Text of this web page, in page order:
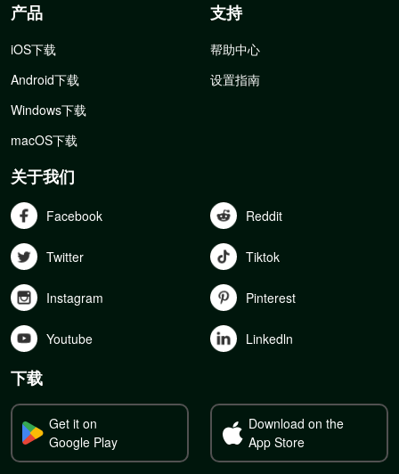
产品
iOS下载
Android下载
Windows下载
macOS下载
支持
帮助中心
设置指南
关于我们
Facebook Reddit
Twitter Tiktok
Instagram Pinterest
Youtube Linkedln
下载
Get it on
Google Play
Download on the
App Store